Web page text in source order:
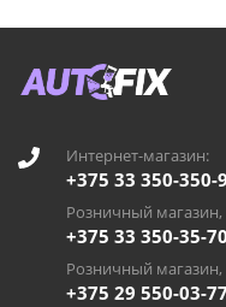
Интернет-магазин:
+375 33 350-350-9
Розничный
+375 33 350-35-70
Розничный магазин,
+375 29 550-03-77